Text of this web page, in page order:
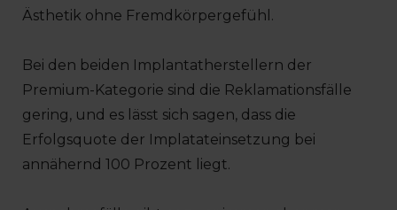
Ästhetik ohne Fremdkörpergefühl.
Bei den beiden Implantatherstellern der
Premium-Kategorie sind die Reklamationsfälle
gering, und es lässt sich sagen, dass die
Erfolgsquote der Implatateinsetzung bei
annähernd 100 Prozent liegt.